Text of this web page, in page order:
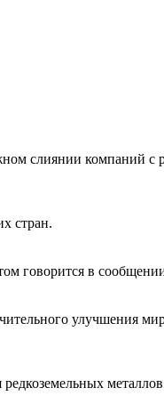
слиянии компаний с
стран.
говорится в
улучшения